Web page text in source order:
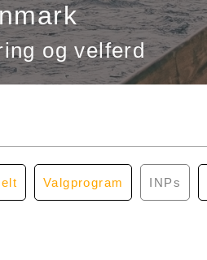
og velferd
Valgprogram INPs